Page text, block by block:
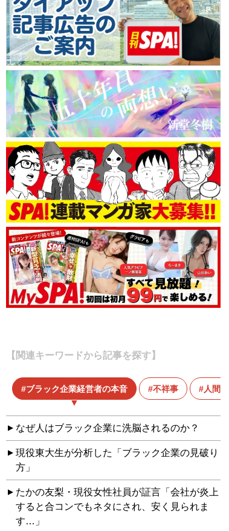
【関連キーワードから記事を探す】
ブラック企業経営者の本音 不祥事 人間関
なぜ人はブラック企業に洗脳されるのか？
現役東大生が分析した「ブラック企業の見破り
方」
たかの友梨・現役女性社員が証言「会社が炎上
すると合コンでもネタにされ、安く見られま
す…」